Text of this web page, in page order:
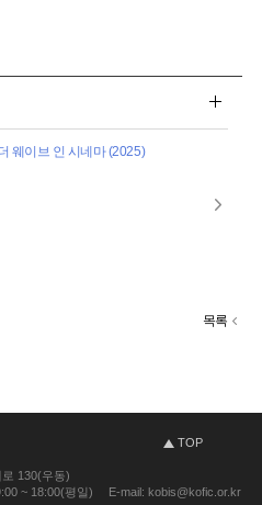
웨이브 인 시네마 (2025)
목록
TOP
130(우동)
~ 18:00(평일) E-mail: kobis@kofic.or.kr